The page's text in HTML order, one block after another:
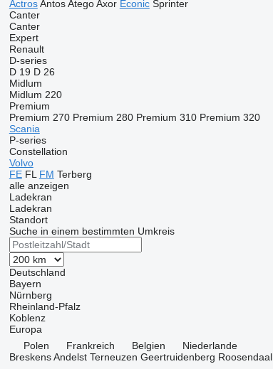
Actros Antos Atego Axor Econic Sprinter
Canter
Canter
Expert
Renault
D-series
D 19 D 26
Midlum
Midlum 220
Premium
Premium 270 Premium 280 Premium 310 Premium 320
Scania
P-series
Constellation
Volvo
FE FL FM Terberg
alle anzeigen
Ladekran
Ladekran
Standort
Suche in einem bestimmten Umkreis
Deutschland
Bayern
Nürnberg
Rheinland-Pfalz
Koblenz
Europa
Polen
Frankreich Belgien
Niederlande
Breskens Andelst Terneuzen Geertruidenberg Roosendaal